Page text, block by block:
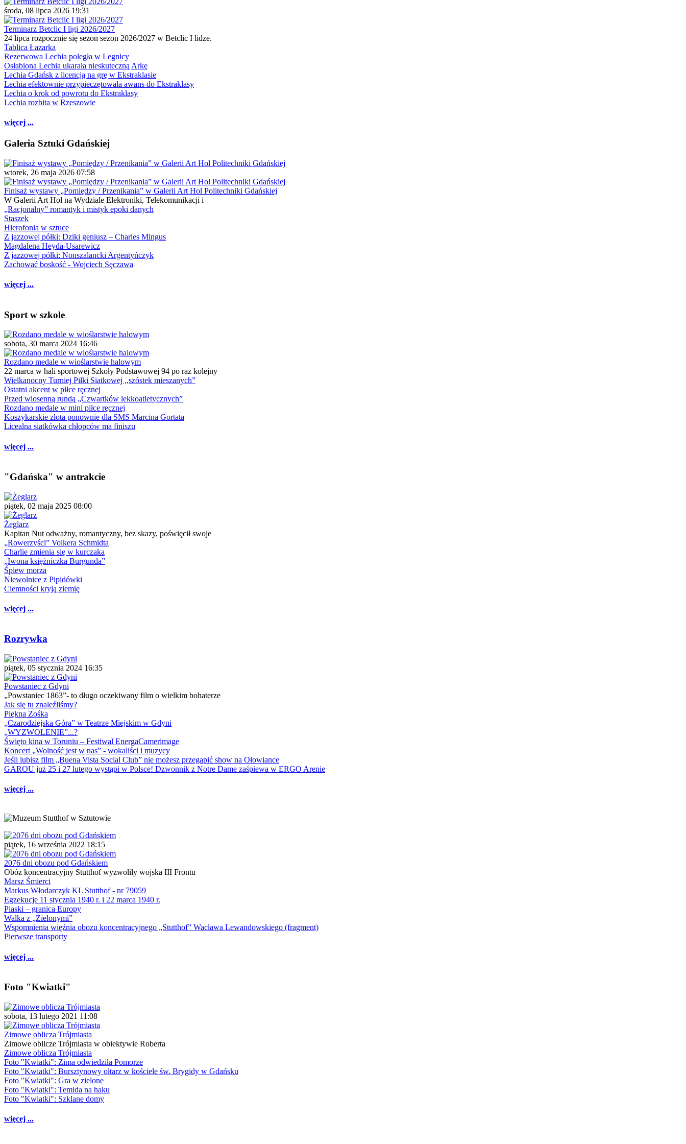
środa, 08 lipca 2026 19:31
Terminarz Betclic I ligi 2026/2027
24 lipca rozpocznie się sezon sezon 2026/2027 w Betclic I lidze.
Tablica Łazarka
Rezerwowa Lechia poległa w Legnicy
Osłabiona Lechia ukarała nieskuteczną Arkę
Lechia Gdańsk z licencją na grę w Ekstraklasie
Lechia efektownie przypieczętowała awans do Ekstraklasy
Lechia o krok od powrotu do Ekstraklasy
Lechia rozbita w Rzeszowie
więcej ...
Galeria Sztuki Gdańskiej
wtorek, 26 maja 2026 07:58
Finisaż wystawy „Pomiędzy / Przenikania” w Galerii Art Hol Politechniki Gdańskiej
W Galerii Art Hol na Wydziale Elektroniki, Telekomunikacji i
„Racjonalny” romantyk i mistyk epoki danych
Staszek
Hierofonia w sztuce
Z jazzowej półki: Dziki geniusz – Charles Mingus
Magdalena Heyda-Usarewicz
Z jazzowej półki: Nonszalancki Argentyńczyk
Zachować boskość - Wojciech Sęczawa
więcej ...
Sport w szkole
sobota, 30 marca 2024 16:46
Rozdano medale w wioślarstwie halowym
22 marca w hali sportowej Szkoły Podstawowej 94 po raz kolejny
Wielkanocny Turniej Piłki Siatkowej ,,szóstek mieszanych”
Ostatni akcent w piłce ręcznej
Przed wiosenną rundą „Czwartków lekkoatletycznych”
Rozdano medale w mini piłce ręcznej
Koszykarskie złota ponownie dla SMS Marcina Gortata
Licealna siatkówka chłopców ma finiszu
więcej ...
"Gdańska" w antrakcie
piątek, 02 maja 2025 08:00
Żeglarz
Kapitan Nut odważny, romantyczny, bez skazy, poświęcił swoje
„Rowerzyści” Volkera Schmidta
Charlie zmienia się w kurczaka
„Iwona księżniczka Burgunda”
Śpiew morza
Niewolnice z Pipidówki
Ciemności kryją ziemię
więcej ...
Rozrywka
piątek, 05 stycznia 2024 16:35
Powstaniec z Gdyni
„Powstaniec 1863”- to długo oczekiwany film o wielkim bohaterze
Jak się tu znaleźliśmy?
Piękna Zośka
„Czarodziejska Góra” w Teatrze Miejskim w Gdyni
„WYZWOLENIE”...?
Święto kina w Toruniu – Festiwal EnergaCamerimage
Koncert „Wolność jest w nas” - wokaliści i muzycy
Jeśli lubisz film „Buena Vista Social Club” nie możesz przegapić show na Ołowiance
GAROU już 25 i 27 lutego wystąpi w Polsce! Dzwonnik z Notre Dame zaśpiewa w ERGO Arenie
więcej ...
piątek, 16 września 2022 18:15
2076 dni obozu pod Gdańskiem
Obóz koncentracyjny Stutthof wyzwoliły wojska III Frontu
Marsz Śmierci
Markus Włodarczyk KL Stutthof - nr 79059
Egzekucje 11 stycznia 1940 r. i 22 marca 1940 r.
Piaski – granica Europy
Walka z „Zielonymi”
Wspomnienia więźnia obozu koncentracyjnego „Stutthof” Wacława Lewandowskiego (fragment)
Pierwsze transporty
więcej ...
Foto "Kwiatki"
sobota, 13 lutego 2021 11:08
Zimowe oblicza Trójmiasta
Zimowe oblicze Trójmiasta w obiektywie Roberta
Zimowe oblicza Trójmiasta
Foto "Kwiatki": Zima odwiedziła Pomorze
Foto "Kwiatki": Bursztynowy ołtarz w kościele św. Brygidy w Gdańsku
Foto "Kwiatki": Gra w zielone
Foto "Kwiatki": Temida na haku
Foto "Kwiatki": Szklane domy
więcej ...